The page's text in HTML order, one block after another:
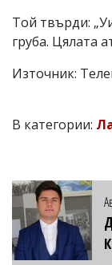
Той твърди:
груба. Цялата
Източник:
В категории: